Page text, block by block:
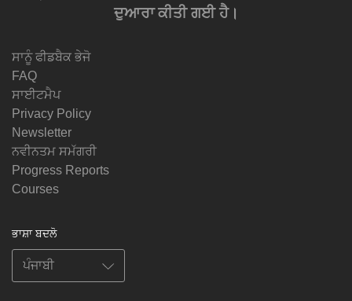
ਦੁਆਰਾ ਕੀਤੀ ਗਈ ਹੈ।
ਸਾਨੂੰ ਫੀਡਬੈਕ ਭੇਜੋ
FAQ
ਸਾਈਟਮੈਪ
Privacy Policy
Newsletter
ਨਵੀਨਤਮ ਸਮੱਗਰੀ
Progress Reports
Courses
ਭਾਸ਼ਾ ਬਦਲੋ